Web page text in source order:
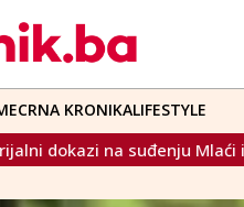
CRNA KRONIKALIFESTYLE
i Cikotiću za zločine nad